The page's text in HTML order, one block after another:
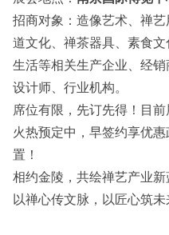
招商对象：造像艺术、禅
道文化、禅茶器具、素食
生活等相关生产企业、经
设计师、行业机构。
席位有限，先订先得！目
火热预定中，早签约享优
置！
相约金陵，共绘禅艺产业新
以禅心传文脉，以匠心筑未